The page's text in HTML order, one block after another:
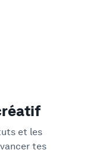
et les
tes